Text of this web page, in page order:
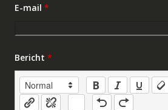
E-mail *
Bericht *